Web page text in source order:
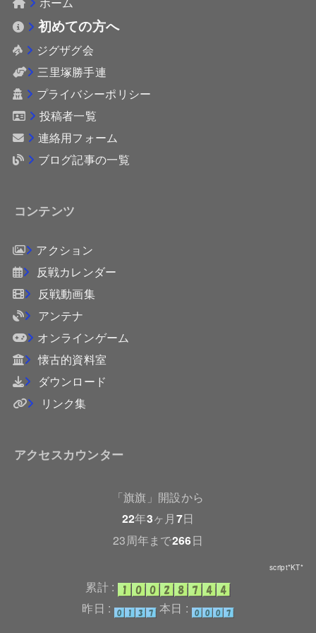
初めての方へ
ジグザグ会
三里塚勝手連
プライバシーポリシー
投稿者一覧
連絡用フォーム
ブログ記事の一覧
コンテンツ
アクション
反戦カレンダー
反戦動画集
アンテナ
オンラインゲーム
懐古的資料室
ダウンロード
リンク集
アクセスカウンター
「旗旗」開設から
22年3ヶ月7日
23周年まで266日
script*KT*
累計 :
昨日 :
本日 :